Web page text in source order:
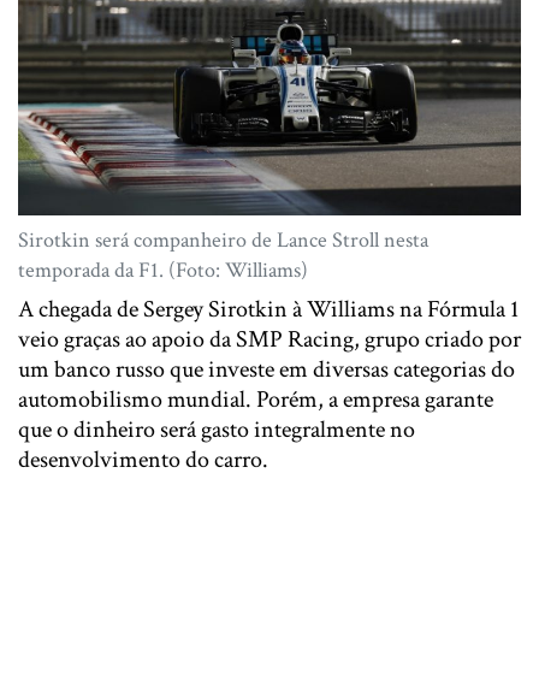
Sirotkin será companheiro de Lance Stroll nesta
temporada da F1. (Foto: Williams)
A chegada de Sergey Sirotkin à Williams na Fórmula 1
veio graças ao apoio da SMP Racing, grupo criado por
um banco russo que investe em diversas categorias do
automobilismo mundial. Porém, a empresa garante
que o dinheiro será gasto integralmente no
desenvolvimento do carro.